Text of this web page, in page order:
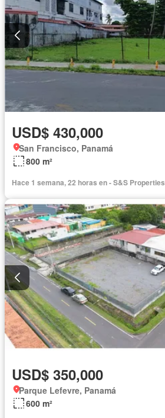
USD$ 430,000
San Francisco, Panamá
800 m²
Hace 1 semana, 22 horas en - S&S Properties
USD$ 350,000
Parque Lefevre, Panamá
600 m²